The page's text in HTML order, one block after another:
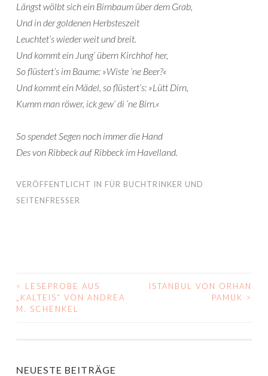
Längst wölbt sich ein Birnbaum über dem Grab,
Und in der goldenen Herbsteszeit
Leuchtet’s wieder weit und breit.
Und kommt ein Jung‘ übern Kirchhof her,
So flüstert’s im Baume: »Wiste ’ne Beer?«
Und kommt ein Mädel, so flüstert’s: »Lütt Dirn,
Kumm man röwer, ick gew‘ di ’ne Birn.«
So spendet Segen noch immer die Hand
Des von Ribbeck auf Ribbeck im Havelland.
VERÖFFENTLICHT IN FÜR BUCHTRINKER UND
SEITENFRESSER
BEITRAGS-
NAVIGATION
<
LESEPROBE AUS
„KALTEIS“ VON ANDREA
M. SCHENKEL
ISTANBUL VON ORHAN
PAMUK >
NEUESTE BEITRÄGE